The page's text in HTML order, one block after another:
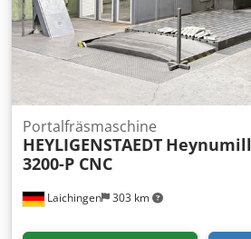
Laichingen 303 km
Portalfräsmaschine
HEYLIGENSTAEDT Heynumill
3200-P CNC